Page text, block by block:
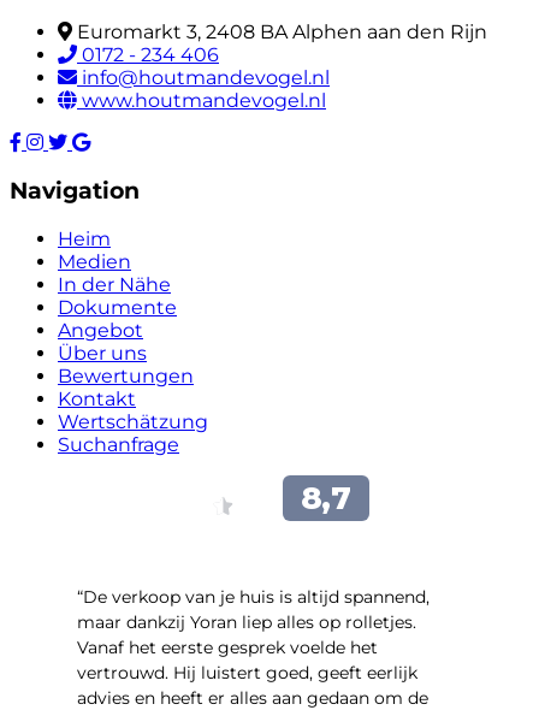
Euromarkt 3, 2408 BA Alphen aan den Rijn
0172 - 234 406
info@houtmandevogel.nl
www.houtmandevogel.nl
Navigation
Heim
Medien
In der Nähe
Dokumente
Angebot
Über uns
Bewertungen
Kontakt
Wertschätzung
Suchanfrage
“​De verkoop van je huis is altijd spannend,
maar dankzij Yoran liep alles op rolletjes.
Vanaf het eerste gesprek voelde het
vertrouwd. Hij luistert goed, geeft eerlijk
advies en heeft er alles aan gedaan om de